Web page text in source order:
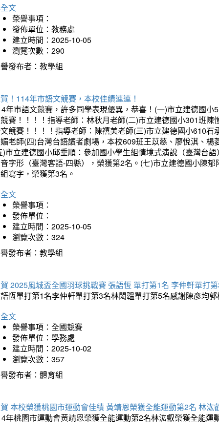
文
榮譽事項：
發佈單位：教務處
建立時間：2025-10-05
瀏覽次數：290
發布者：教學組
！114年市語文競賽，本校佳績連連！
年市語文競賽，許多同學表現優異，恭喜！(一)市立建德國
賽！！！！指導老師：林秋月老師(二)市立建德國小301班
競賽！！！！指導老師：陳禧美老師(三)市立建德國小610
老師(四)台灣台語讀者劇場，本校609班王苡慈、廖悅淇、
)市立建德國小邱垂順：參加國小學生組情境式演說（臺灣台
字形（臺灣客語-四縣），榮獲第2名。(七)市立建德國小陳
寫字，榮獲第3名。
文
榮譽事項：
發佈單位：
建立時間：2025-10-05
瀏覽次數：324
發布者：教學組
2025風城盃全國羽球挑戰賽 張語恆 單打第1名 李仲軒單打
恆單打第1名李仲軒單打第3名林閎韞單打第5名感謝陳彥均
文
榮譽事項：全國競賽
發佈單位：學務處
建立時間：2025-10-02
瀏覽次數：357
發布者：體育組
本校榮獲桃園市運動會佳績 黃靖恩榮獲全能運動第2名 林汯
年桃園市運動會黃靖恩榮獲全能運動第2名林汯叡榮獲全能運